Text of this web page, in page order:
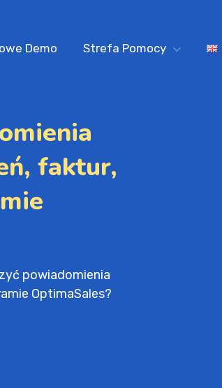
Demo Strefa Pomocy
faktur,
powiadomienia
OptimaSales?